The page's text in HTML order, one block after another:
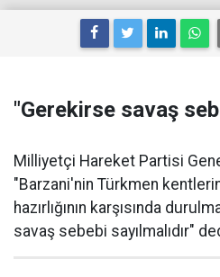
"Gerekirse savaş
Milliyetçi Hareket Partisi
"Barzani'nin Türkmen
hazırlığının karşısında
savaş sebebi sayılmalıdır"